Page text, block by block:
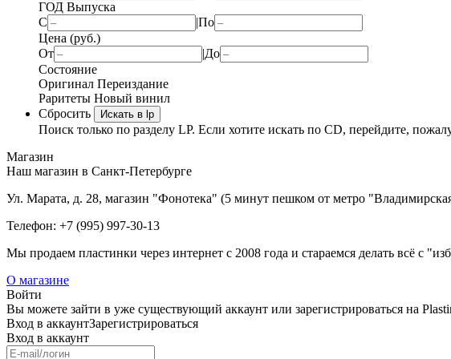
ГОД Выпуска
С
|По
Цена (руб.)
От
|До
Состояние
Оригинал Переиздание
Раритеты Новый винил
Сбросить
Искать в lp
Поиск только по разделу LP. Если хотите искать по CD, перейдите,
Магазин
Наш магазин в Санкт-Петербурге
Ул. Марата, д. 28, магазин "Фонотека" (5 минут пешком от метро
Телефон: +7 (995) 997-30-13
Мы продаем пластинки через интернет c 2008 года и стараемся делать всё с
О магазине
Войти
Вы можете зайти в уже существующий аккаунт или зарегистрироваться на
Вход в аккаунтЗарегистрироваться
Вход в аккаунт